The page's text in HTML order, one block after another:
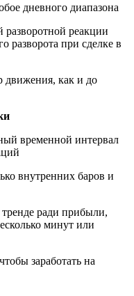
дневного диапазона
реакции
разворота при сделке в
движения, как и до
временной интервал
внутренних баров и
ради прибыли,
минут или
заработать на